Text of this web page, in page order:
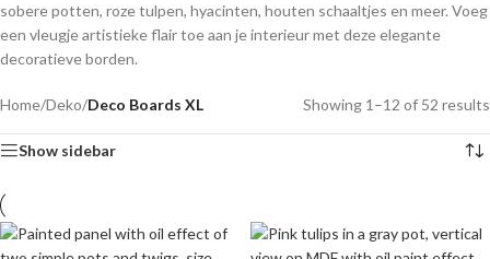
sobere potten, roze tulpen, hyacinten, houten schaaltjes en meer. Voeg
een vleugje artistieke flair toe aan je interieur met deze elegante
decoratieve borden.
Home/Deko/Deco Boards XL Showing 1–12 of 52 results
Show sidebar